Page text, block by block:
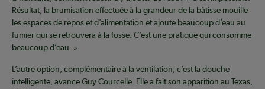
Résultat, la brumisation effectuée à la grandeur de la bâtisse mouille
les espaces de repos et d’alimentation et ajoute beaucoup d’eau au
fumier qui se retrouvera à la fosse. C’est une pratique qui consomme
beaucoup d’eau. »
L’autre option, complémentaire à la ventilation, c’est la douche
intelligente, avance Guy Courcelle. Elle a fait son apparition au Texas,